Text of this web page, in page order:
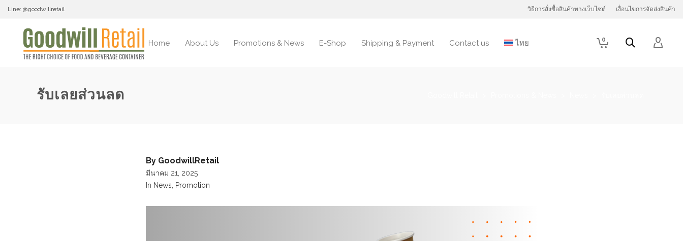
Line: @goodwillretail วิธีการสั่งซื้อสินค้าทางเว็บไซต์ เงื่อนไขการจัดส่งสินค้า
Home About Us Promotions & News E-Shop Shipping & Payment Contact us ไทย 0
รับเลยส่วนลด
By GoodwillRetail
มีนาคม 21, 2025
In News Promotion